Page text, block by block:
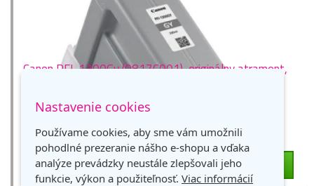
Canon PFI-1300Gy (0817C001), originálny atrament,
šedá 330 ml
Nedostupné
204,95 €
166,62 € bez DPH - + DO KOŠÍKA
Nastavenie cookies
Používame cookies, aby sme vám umožnili
pohodlné prezeranie nášho e-shopu a vďaka
analýze prevádzky neustále zlepšovali jeho
funkcie, výkon a použiteľnosť. Viac informácií